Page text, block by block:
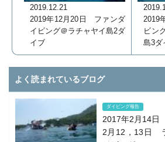
2019.12.21
2019年12月20日 ファンダ
イビング＠ラチャヤイ島2ダ
イブ
2019
ビン
島3ダ
よく読まれているブログ
ダイビング報告
2017年2月14日
2月12，13日